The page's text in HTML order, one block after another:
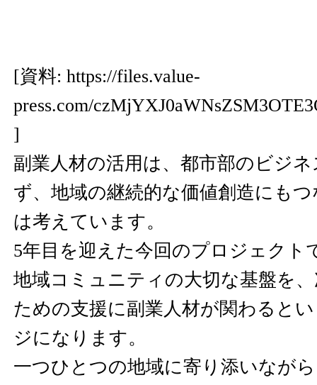
[資料: https://files.value-
press.com/
]
副業人材の活用は、都市部のビジ
ず、地域の継続的な価値創造にも
は考えています。
5年目を迎えた今回のプロジェクト
地域コミュニティの大切な基盤を
ための支援に副業人材が関わると
ジになります。
一つひとつの地域に寄り添いなが